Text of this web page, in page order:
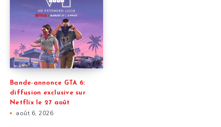
Bande-annonce GTA 6:
diffusion exclusive sur
Netflix le 27 août
août 6, 2026